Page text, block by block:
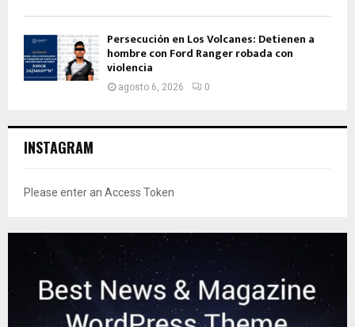
Persecución en Los Volcanes: Detienen a
hombre con Ford Ranger robada con
violencia
agosto 6, 2026 0
INSTAGRAM
Please enter an Access Token